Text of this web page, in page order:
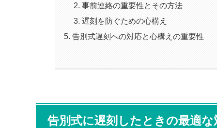
事前連絡の重要性とその方法
遅刻を防ぐための心構え
告別式遅刻への対応と心構えの重要性
告別式に遅刻したときの最適な